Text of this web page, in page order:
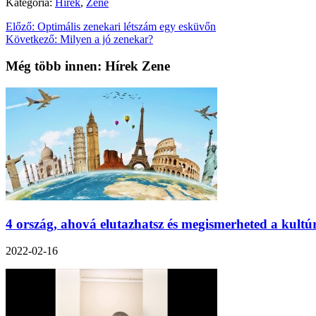
Előző: Optimális zenekari létszám egy esküvőn
Következő: Milyen a jó zenekar?
Még több innen: Hírek Zene
4 ország, ahová elutazhatsz és megismerheted a
2022-02-16